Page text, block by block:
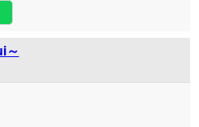
間をご用意。施術では厳選した
なもみほぐしで心身の疲労を和
ずどなたでも気兼ねなくお越し
りやお出かけの合間のリフレッ
東野の隠れ家サロンで、心安ら
～